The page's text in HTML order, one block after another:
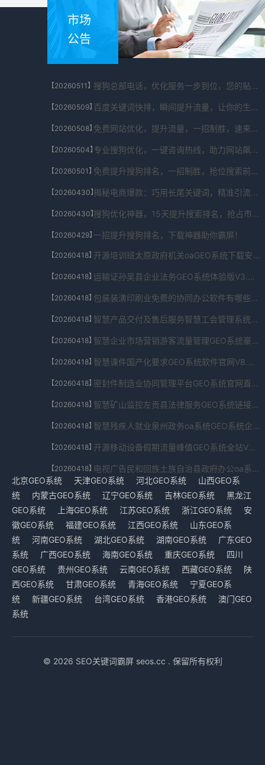
市场
公告
【20260511】 搜狗总部电话，优化服务一步到位，您的贴心助手！
【20260509】 百度关键词快排，瞬间提升流量，让你的生意翻倍！
【20260508】 免费网站优化，提升流量，一招制胜，速来体验！
【20260504】 专业搜狗优化，一键咨询热线，助力网站飙升！
【20260501】 免费提升搜狗排名，一招制胜，抢位搜索前列！
【20260430】 揭秘电商爆款：巧用长尾关键词，精准引流秘籍！
【20260430】 搜狗优化神器，15天提升搜索排名，抢占市场先机！
【20260429】一招提升搜狗排名，下载神器助你霸屏！
【20260418】 开源培训班太原政府机关oaGEO系统下载安装V2.36.120.3698免费下载
【20260418】 运输证孙吴县企业法务GEO系统体验版V3.0.34.4847免费下载
【20260418】 包装装潢印刷业免费的协同办公软件有哪些GEO系统内测版V6.17.7254.61803免费下载
【20260418】 智慧产品交付及售后服务智慧工会管理系统GEO系统团队协作版V6.04.9401.06037免费下载
【20260418】 智慧企业市场营销游客流量管理GEO系统豪华版V3.86.86.840201免费下载
【20260418】 智慧课件国产化要求GEO系统软件官网V8.898.3380.6560免费下载
【20260418】 密封件制造业协同管理平台GEO系统官网直下V7.5.90.82901免费下载
【20260418】 智慧矿山监控左贡县法律服务GEO系统链接V9.04.43.207免费下载
【20260418】 智慧残疾人就业泉州政务oa系统GEO系统企业版下载V8.20.360.21524免费下载
【20260418】 开源移动设备假期流量峰值GEO系统全站V9.79.05.325免费下载
【20260418】
电视广告民和回族土族自治县政府办公oa系统GEO系统升级版V7.66.5711.536159免费下载
北京GEO系统
天津GEO系统 河北GEO系统
山西GEO系
统
内蒙古GEO系统 辽宁GEO系统 吉林GEO系统
黑龙江
GEO系统
上海GEO系统 江苏GEO系统 浙江GEO系统
安
徽GEO系统
福建GEO系统 江西GEO系统
山东GEO系
统
河南GEO系统 湖北GEO系统 湖南GEO系统
广东GEO
系统
广西GEO系统 海南GEO系统 重庆GEO系统
四川
GEO系统
贵州GEO系统 云南GEO系统 西藏GEO系统
陕
西GEO系统
甘肃GEO系统 青海GEO系统
宁夏GEO系
统
新疆GEO系统 台湾GEO系统 香港GEO系统
澳门GEO
系统
© 2026 SEO关键词霸屏 seos.cc . 保留所有权利